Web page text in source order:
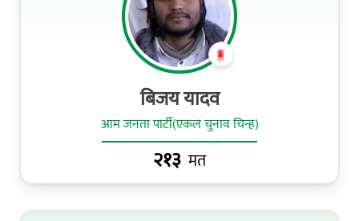
बिजय यादव
आम जनता पार्टी(एकल चुनाव चिन्ह)
२१३ मत